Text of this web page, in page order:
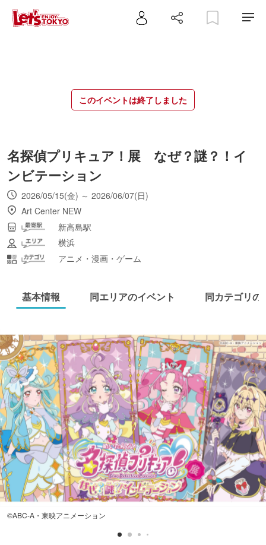
このイベントは終了しました
名探偵プリキュア！展 なぜ？謎？！イ
ンビテーション
2026/05/15(金) ～ 2026/06/07(日)
Art Center NEW
新高島駅
横浜
アニメ・漫画・ゲーム
基本情報 同エリアのイベント 同カテゴリの
©ABC-A・東映アニメーション